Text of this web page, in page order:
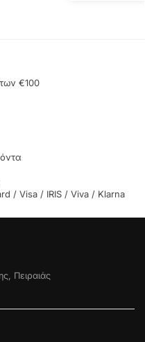
€100
/ Visa / IRIS / Viva / Klarna
Πειραιάς